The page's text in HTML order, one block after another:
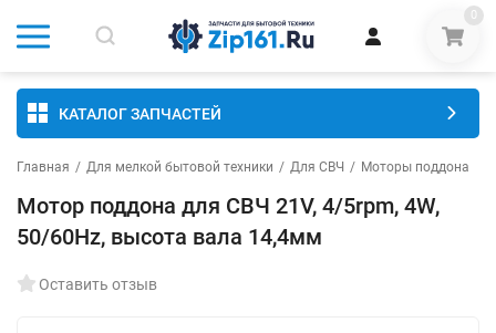
0
КАТАЛОГ ЗАПЧАСТЕЙ
Главная / Для мелкой бытовой техники / Для СВЧ / Моторы поддона
Мотор поддона для СВЧ 21V, 4/5rpm, 4W,
50/60Hz, высота вала 14,4мм
Оставить отзыв